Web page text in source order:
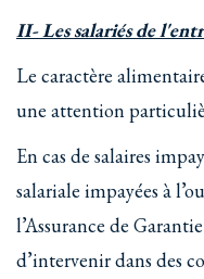
II- Les salariés de
Le caractère
une attention
En cas de salaires
salariale impayées à
l’Assurance de
d’intervenir dans des